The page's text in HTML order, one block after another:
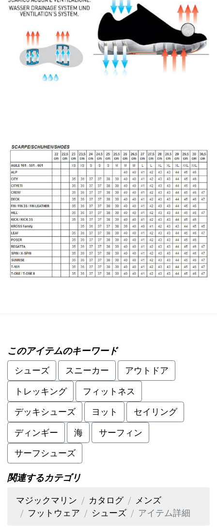
このアイテムのキーワード
シューズ
スニーカー
アウトドア
トレッキング
フィットネス
デッキシューズ
ヨット
セイリング
ディンギー
海
サーフィン
サーフシューズ
関連するカテゴリ
マジックマリン
カタログ
メンズ
フットウェア
シューズ アイテム詳細